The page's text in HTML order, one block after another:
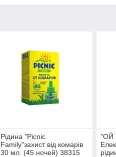
Рідина "Picnic
Family"захист від комарів
30 мл. (45 ночей) 38315
"ОЙ